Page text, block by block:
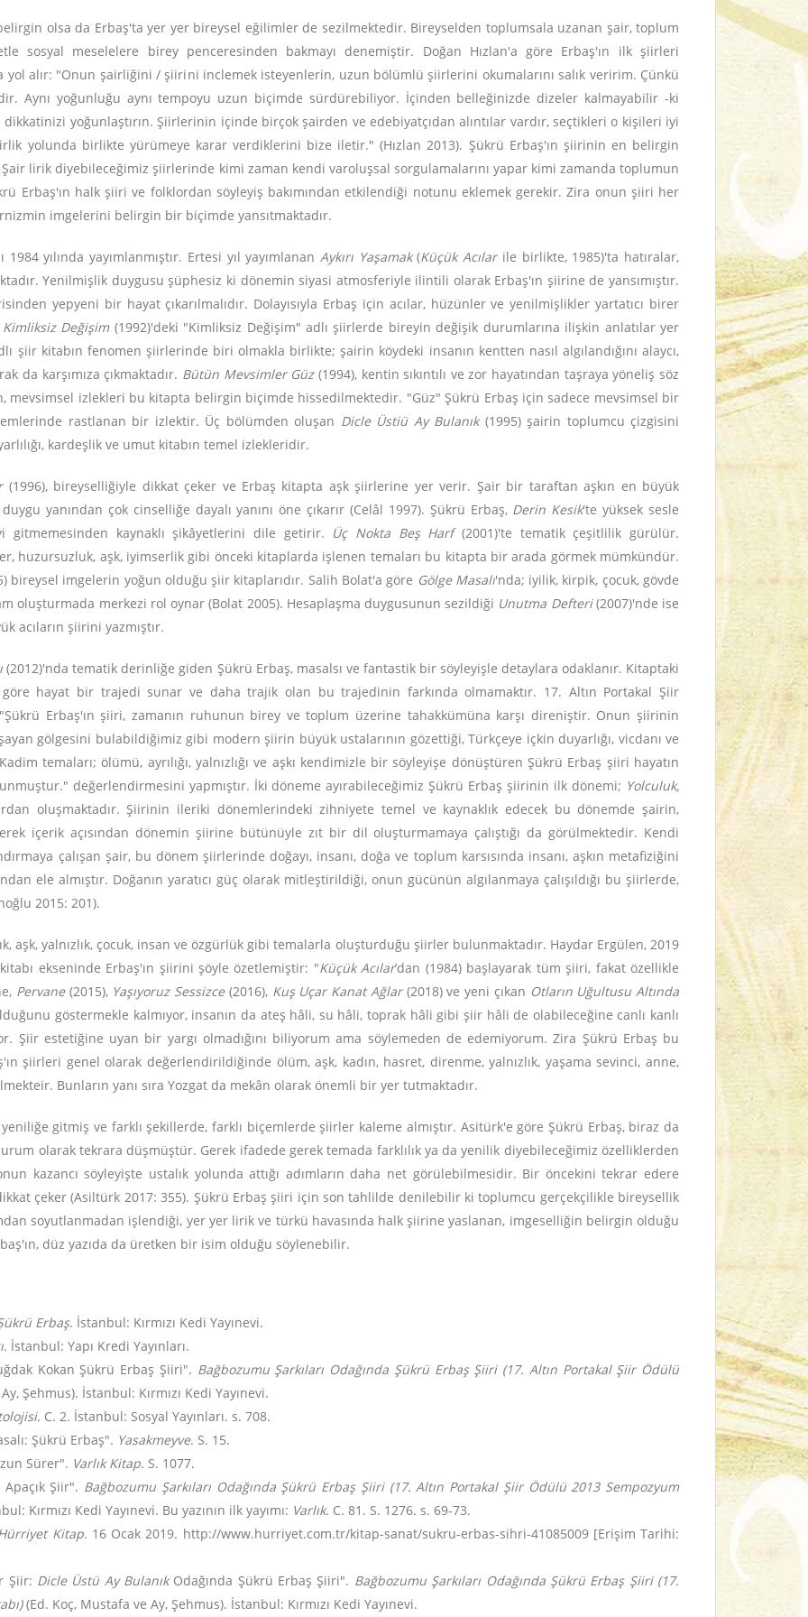
olsa da Erbaş'ta yer yer bireysel eğilimler de sezilmektedir. Bireyselden toplumsala uzanan şair, toplum
sosyal meselelere birey penceresinden bakmayı denemiştir. Doğan Hızlan'a göre Erbaş'ın ilk şiirleri
alır: "Onun şairliğini / şiirini inclemek isteyenlerin, uzun bölümlü şiirlerini okumalarını salık veririm. Çünkü
Aynı yoğunluğu aynı tempoyu uzun biçimde sürdürebiliyor. İçinden belleğinizde dizeler kalmayabilir -ki
yoğunlaştırın. Şiirlerinin içinde birçok şairden ve edebiyatçıdan alıntılar vardır, seçtikleri o kişileri iyi
yolunda birlikte yürümeye karar verdiklerini bize iletir." (Hızlan 2013). Şükrü Erbaş'ın şiirinin en belirgin
lirik diyebileceğimiz şiirlerinde kimi zaman kendi varoluşsal sorgulamalarını yapar kimi zamanda toplumun
Erbaş'ın halk şiiri ve folklordan söyleyiş bakımından etkilendiği notunu eklemek gerekir. Zira onun şiiri her
imgelerini belirgin bir biçimde yansıtmaktadır.
yılında yayımlanmıştır. Ertesi yıl yayımlananAykırı Yaşamak(Küçük Acılarile birlikte, 1985)'ta hatıralar,
Yenilmişlik duygusu şüphesiz ki dönemin siyasi atmosferiyle ilintili olarak Erbaş'ın şiirine de yansımıştır.
yepyeni bir hayat çıkarılmalıdır. Dolayısıyla Erbaş için acılar, hüzünler ve yenilmişlikler yartatıcı birer
Kimliksiz Değişim(1992)'deki "Kimliksiz Değişim" adlı şiirlerde bireyin değişik durumlarına ilişkin anlatılar yer
şiir kitabın fenomen şiirlerinde biri olmakla birlikte; şairin köydeki insanın kentten nasıl algılandığını alaycı,
da karşımıza çıkmaktadır. Bütün Mevsimler Güz (1994), kentin sıkıntılı ve zor hayatından taşraya yöneliş söz
mevsimsel izlekleri bu kitapta belirgin biçimde hissedilmektedir. "Güz" Şükrü Erbaş için sadece mevsimsel bir
rastlanan bir izlektir. Üç bölümden oluşan Dicle Üstiü Ay Bulanık (1995) şairin toplumcu çizgisini
kardeşlik ve umut kitabın temel izlekleridir.
(1996), bireyselliğiyle dikkat çeker ve Erbaş kitapta aşk şiirlerine yer verir. Şair bir taraftan aşkın en büyük
yanından çok cinselliğe dayalı yanını öne çıkarır (Celâl 1997). Şükrü Erbaş, Derin Kesik'te yüksek sesle
kaynaklı şikâyetlerini dile getirir. Üç Nokta Beş Harf(2001)'te tematik çeşitlilik gürülür.
huzursuzluk, aşk, iyimserlik gibi önceki kitaplarda işlenen temaları bu kitapta bir arada görmek mümkündür.
bireysel imgelerin yoğun olduğu şiir kitaplarıdır. Salih Bolat'a göre Gölge Masalı'nda; iyilik, kirpik, çocuk, gövde
oluşturmada merkezi rol oynar (Bolat 2005). Hesaplaşma duygusunun sezildiği Unutma Defteri(2007)'nde ise
acıların şiirini yazmıştır.
(2012)'nda tematik derinliğe giden Şükrü Erbaş, masalsı ve fantastik bir söyleyişle detaylara odaklanır. Kitaptaki
hayat bir trajedi sunar ve daha trajik olan bu trajedinin farkında olmamaktır. 17. Altın Portakal Şiir
Erbaş'ın şiiri, zamanın ruhunun birey ve toplum üzerine tahakkümüna karşı direniştir. Onun şiirinin
gölgesini bulabildiğimiz gibi modern şiirin büyük ustalarının gözettiği, Türkçeye içkin duyarlığı, vicdanı ve
temaları; ölümü, ayrılığı, yalnızlığı ve aşkı kendimizle bir söyleyişe dönüştüren Şükrü Erbaş şiiri hayatın
değerlendirmesini yapmıştır. İki döneme ayırabileceğimiz Şükrü Erbaş şiirinin ilk dönemi; Yolculuk,
oluşmaktadır. Şiirinin ileriki dönemlerindeki zihniyete temel ve kaynaklık edecek bu dönemde şairin,
içerik açısından dönemin şiirine bütünüyle zıt bir dil oluşturmamaya çalıştığı da görülmektedir. Kendi
çalışan şair, bu dönem şiirlerinde doğayı, insanı, doğa ve toplum karsısında insanı, aşkın metafiziğini
ele almıştır. Doğanın yaratıcı güç olarak mitleştirildiği, onun gücünün algılanmaya çalışıldığı bu şiirlerde,
2015: 201).
aşk, yalnızlık, çocuk, insan ve özgürlük gibi temalarla oluşturduğu şiirler bulunmaktadır. Haydar Ergülen, 2019
ekseninde Erbaş'ın şiirini şöyle özetlemiştir: "Küçük Acılar’dan (1984) başlayarak tüm şiiri, fakat özellikle
Pervane(2015), Yaşıyoruz Sessizce (2016), Kuş Uçar Kanat Ağlar(2018) ve yeni çıkan Otların Uğultusu Altında
göstermekle kalmıyor, insanın da ateş hâli, su hâli, toprak hâli gibi şiir hâli de olabileceğine canlı kanlı
Şiir estetiğine uyan bir yargı olmadığını biliyorum ama söylemeden de edemiyorum. Zira Şükrü Erbaş bu
şiirleri genel olarak değerlendirildiğinde ölüm, aşk, kadın, hasret, direnme, yalnızlık, yaşama sevinci, anne,
Bunların yanı sıra Yozgat da mekân olarak önemli bir yer tutmaktadır.
gitmiş ve farklı şekillerde, farklı biçemlerde şiirler kaleme almıştır. Asitürk'e göre Şükrü Erbaş, biraz da
olarak tekrara düşmüştür. Gerek ifadede gerek temada farklılık ya da yenilik diyebileceğimiz özelliklerden
kazancı söyleyişte ustalık yolunda attığı adımların daha net görülebilmesidir. Bir öncekini tekrar edere
çeker (Asiltürk 2017: 355). Şükrü Erbaş şiiri için son tahlilde denilebilir ki toplumcu gerçekçilikle bireysellik
soyutlanmadan işlendiği, yer yer lirik ve türkü havasında halk şiirine yaslanan, imgeselliğin belirgin olduğu
düz yazıda da üretken bir isim olduğu söylenebilir.
Erbaş. İstanbul: Kırmızı Kedi Yayınevi.
. İstanbul: Yapı Kredi Yayınları.
Kokan Şükrü Erbaş Şiiri". Bağbozumu Şarkıları Odağında Şükrü Erbaş Şiiri (17. Altın Portakal Şiir Ödülü
Şehmus). İstanbul: Kırmızı Kedi Yayınevi.
. C. 2. İstanbul: Sosyal Yayınları. s. 708.
Şükrü Erbaş". Yasakmeyve. S. 15.
Sürer". Varlık Kitap. S. 1077.
Şiir". Bağbozumu Şarkıları Odağında Şükrü Erbaş Şiiri (17. Altın Portakal Şiir Ödülü 2013 Sempozyum
Kırmızı Kedi Yayınevi. Bu yazının ilk yayımı: Varlık. C. 81. S. 1276. s. 69-73.
Kitap. 16 Ocak 2019. http://www.hurriyet.com.tr/kitap-sanat/sukru-erbas-sihri-41085009 [Erişim Tarihi:
Şiir: Dicle Üstü Ay BulanıkOdağında Şükrü Erbaş Şiiri". Bağbozumu Şarkıları Odağında Şükrü Erbaş Şiiri (17.
(Ed. Koç, Mustafa ve Ay, Şehmus). İstanbul: Kırmızı Kedi Yayınevi.